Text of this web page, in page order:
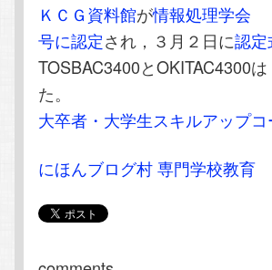
ＫＣＧ資料館が情報処理学会
号に認定され，３月２日に認定
TOSBAC3400とOKITAC4300
た。
大卒者・大学生スキルアップ
にほんブログ村 専門学校教育